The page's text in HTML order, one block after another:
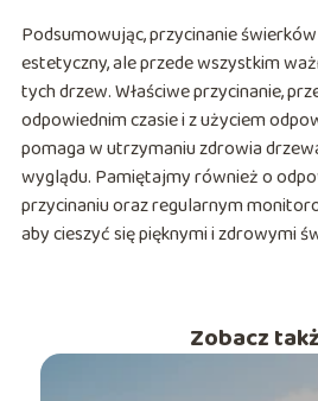
Podsumowując, przycinanie
estetyczny, ale przede wszystkim
tych drzew. Właściwe przycinanie,
odpowiednim czasie i z użyciem
pomaga w utrzymaniu zdrowia
wyglądu. Pamiętajmy również o
przycinaniu oraz regularnym
aby cieszyć się pięknymi i zdrowymi
Zobacz